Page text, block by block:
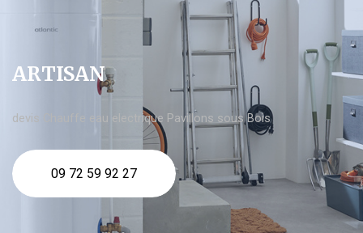
ARTISAN
devis Chauffe eau electrique Pavillons sous Bois
09 72 59 92 27